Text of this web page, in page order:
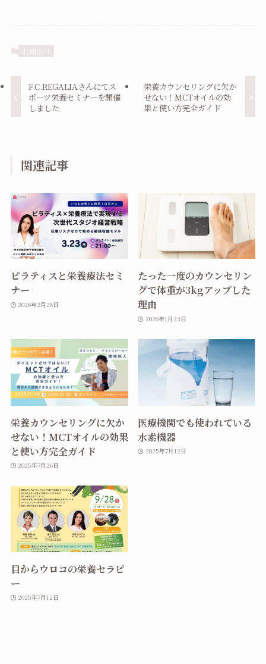
お知らせ
F.C.REGALIAさんにてス
ポーツ栄養セミナーを開催
しました
栄養カウンセリングに欠か
せない！MCTオイルの効
果と使い方完全ガイド
関連記事
ピラティスと栄養療法セミ
ナー
2026年2月28日
たった一度のカウンセリン
グで体重が3kgアップした
理由
2026年1月23日
栄養カウンセリングに欠か
せない！MCTオイルの効果
と使い方完全ガイド
2025年7月26日
医療機関でも使われている
水素機器
2025年7月12日
目からウロコの栄養セラピ
ー
2025年7月12日